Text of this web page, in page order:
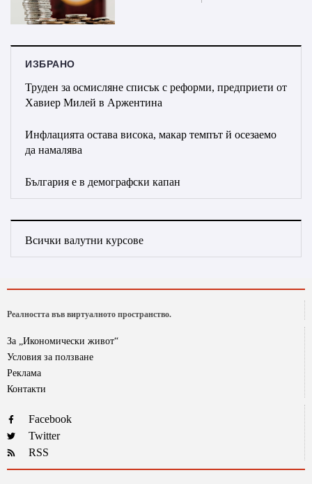
ИЗБРАНО
Труден за осмисляне списък с реформи, предприети от
Хавиер Милей в Аржентина
Инфлацията остава висока, макар темпът й осезаемо
да намалява
България е в демографски капан
Всички валутни курсове
Реалността във виртуалното пространство.
За „Икономически живот“
Условия за ползване
Реклама
Контакти
Facebook
Twitter
RSS